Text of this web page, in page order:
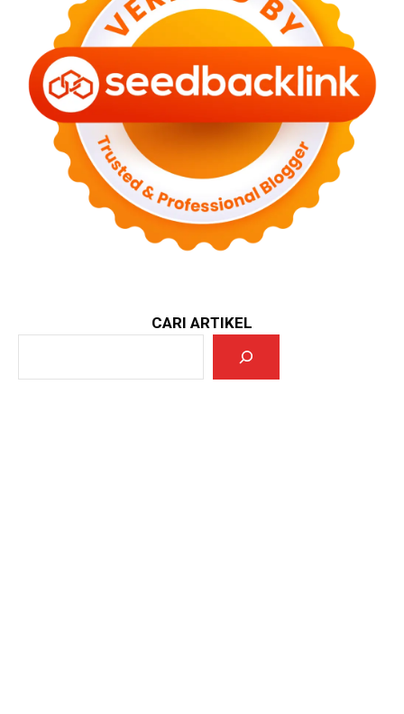
CARI ARTIKEL